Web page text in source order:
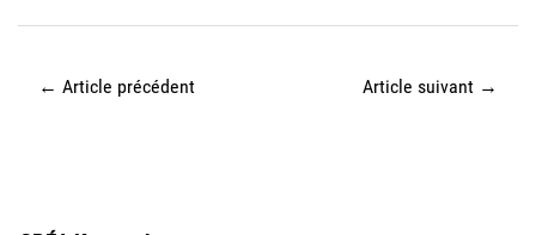
← Article précédent Article suivant →